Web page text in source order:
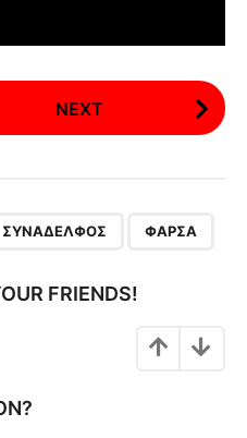
NEXT
ΣΥΝΆΔΕΛΦΟΣ ΦΆΡΣΑ
FRIENDS!